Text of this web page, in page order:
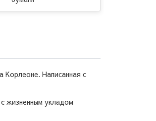
Корлеоне. Написанная с
жизненным укладом